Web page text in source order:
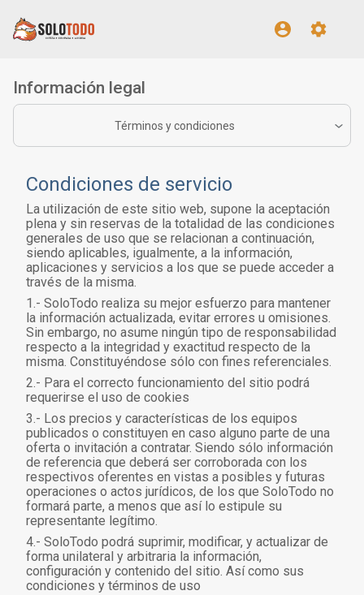
Información legal
Términos y condiciones
Condiciones de servicio
La utilización de este sitio web, supone la aceptación
plena y sin reservas de la totalidad de las condiciones
generales de uso que se relacionan a continuación,
siendo aplicables, igualmente, a la información,
aplicaciones y servicios a los que se puede acceder a
través de la misma.
1.- SoloTodo realiza su mejor esfuerzo para mantener
la información actualizada, evitar errores u omisiones.
Sin embargo, no asume ningún tipo de responsabilidad
respecto a la integridad y exactitud respecto de la
misma. Constituyéndose sólo con fines referenciales.
2.- Para el correcto funcionamiento del sitio podrá
requerirse el uso de cookies
3.- Los precios y características de los equipos
publicados o constituyen en caso alguno parte de una
oferta o invitación a contratar. Siendo sólo información
de referencia que deberá ser corroborada con los
respectivos oferentes en vistas a posibles y futuras
operaciones o actos jurídicos, de los que SoloTodo no
formará parte, a menos que así lo estipule su
representante legítimo.
4.- SoloTodo podrá suprimir, modificar, y actualizar de
forma unilateral y arbitraria la información,
configuración y contenido del sitio. Así como sus
condiciones y términos de uso